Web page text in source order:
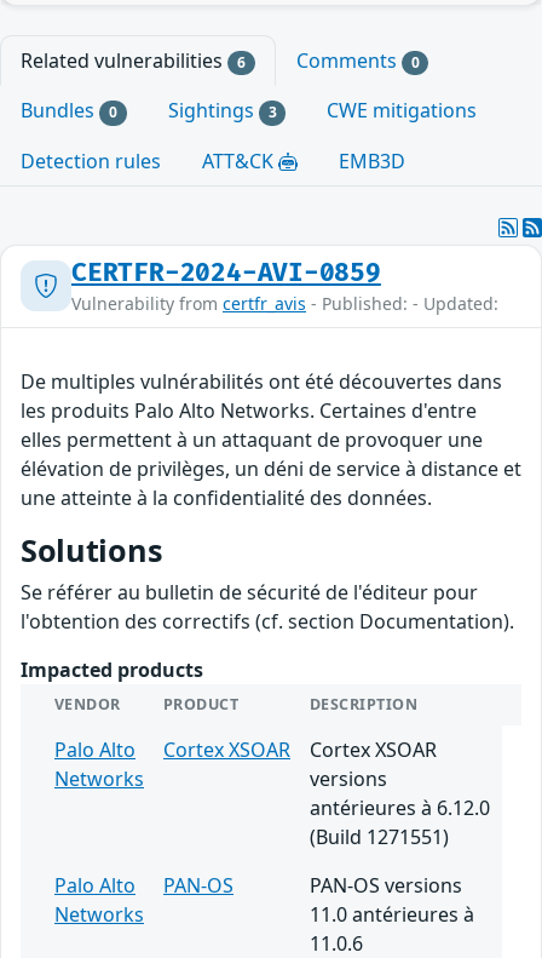
Related vulnerabilities 6 Comments 0
Bundles 0 Sightings 3
CWE mitigations
Detection rules
ATT&CK EMB3D
CERTFR-2024-AVI-0859
Vulnerability from certfr_avis - Published: - Updated:
De multiples vulnérabilités ont été découvertes dans
les produits Palo Alto Networks. Certaines d'entre
elles permettent à un attaquant de provoquer une
élévation de privilèges, un déni de service à distance et
une atteinte à la confidentialité des données.
Solutions
Se référer au bulletin de sécurité de l'éditeur pour
l'obtention des correctifs (cf. section Documentation).
Impacted products
VENDOR PRODUCT DESCRIPTION
Palo Alto
Networks
Cortex XSOAR
Cortex XSOAR
versions
antérieures à 6.12.0
(Build 1271551)
Palo Alto
Networks
PAN-OS
PAN-OS versions
11.0 antérieures à
11.0.6